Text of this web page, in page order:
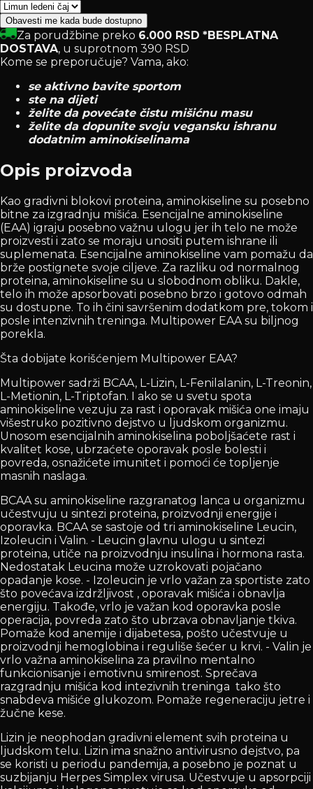
Obavesti me kada bude dostupno
Za porudžbine preko 6.000 RSD *BESPLATNA
DOSTAVA, u suprotnom 390 RSD
Kome se preporučuje? Vama, ako:
se aktivno bavite sportom
ste na dijeti
želite da povećate čistu mišićnu masu
želite da dopunite svoju vegansku ishranu
dodatnim aminokiselinama
Opis proizvoda
Kao gradivni blokovi proteina, aminokiseline su posebno
bitne za izgradnju mišića. Esencijalne aminokiseline
(EAA) igraju posebno važnu ulogu jer ih telo ne može
proizvesti i zato se moraju unositi putem ishrane ili
suplemenata. Esencijalne aminokiseline vam pomažu da
brže postignete svoje ciljeve. Za razliku od normalnog
proteina, aminokiseline su u slobodnom obliku. Dakle,
telo ih može apsorbovati posebno brzo i gotovo odmah
su dostupne. To ih čini savršenim dodatkom pre, tokom i
posle intenzivnih treninga. Multipower EAA su biljnog
porekla.
Šta dobijate korišćenjem Multipower EAA?
Multipower sadrži BCAA, L-Lizin, L-Fenilalanin, L-Treonin,
L-Metionin, L-Triptofan. I ako se u svetu spota
aminokiseline vezuju za rast i oporavak mišića one imaju
višestruko pozitivno dejstvo u ljudskom organizmu.
Unosom esencijalnih aminokiselina poboljšaćete rast i
kvalitet kose, ubrzaćete oporavak posle bolesti i
povreda, osnažićete imunitet i pomoći će topljenje
masnih naslaga.
BCAA su aminokiseline razgranatog lanca u organizmu
učestvuju u sintezi proteina, proizvodnji energije i
oporavka. BCAA se sastoje od tri aminokiseline Leucin,
Izoleucin i Valin. - Leucin glavnu ulogu u sintezi
proteina, utiče na proizvodnju insulina i hormona rasta.
Nedostatak Leucina može uzrokovati pojačano
opadanje kose. - Izoleucin je vrlo važan za sportiste zato
što povećava izdržljivost , oporavak mišića i obnavlja
energiju. Takođe, vrlo je važan kod oporavka posle
operacija, povreda zato što ubrzava obnavljanje tkiva.
Pomaže kod anemije i dijabetesa, pošto učestvuje u
proizvodnji hemoglobina i reguliše šećer u krvi. - Valin je
vrlo važna aminokiselina za pravilno mentalno
funkcionisanje i emotivnu smirenost. Sprečava
razgradnju mišića kod intezivnih treninga tako što
snabdeva mišiće glukozom. Pomaže regeneraciju jetre i
žučne kese.
Lizin je neophodan gradivni element svih proteina u
ljudskom telu. Lizin ima snažno antivirusno dejstvo, pa
se koristi u periodu pandemija, a posebno je poznat u
suzbijanju Herpes Simplex virusa. Učestvuje u apsorpciji